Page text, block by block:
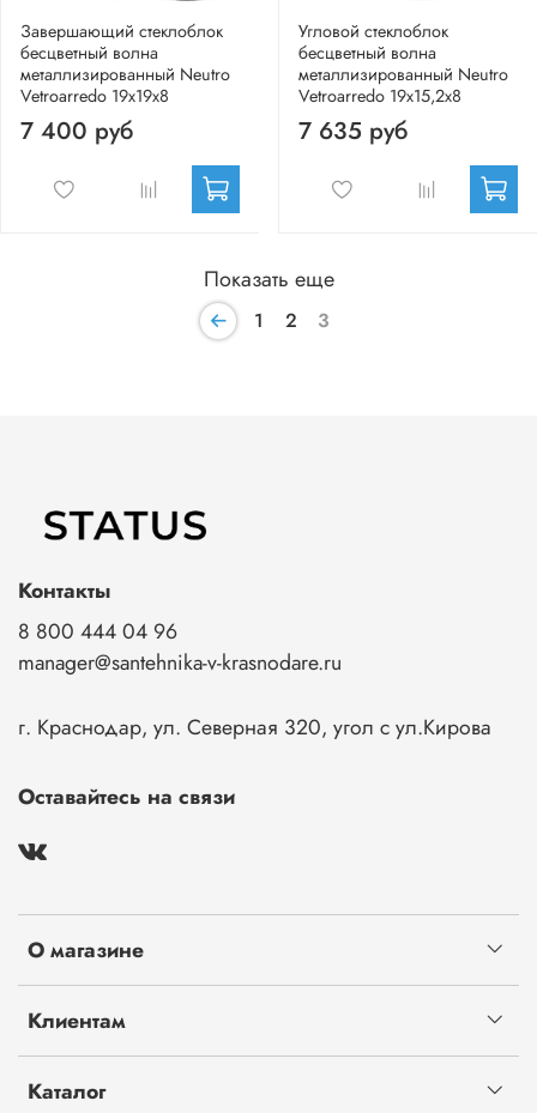
Завершающий стеклоблок
бесцветный волна
металлизированный Neutro
Vetroarredo 19x19x8
7 400 руб
Угловой стеклоблок
бесцветный волна
металлизированный Neutro
Vetroarredo 19x15,2x8
7 635 руб
Показать еще
1 2 3
О магазине
Клиентам
Каталог
Контакты
8 800 444 04 96
manager@santehnika-v-krasnodare.ru
г. Краснодар, ул. Северная 320, угол с ул.Кирова
Оставайтесь на связи